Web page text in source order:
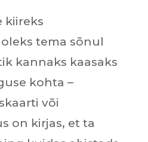
kiireks
tema sõnul
kannaks kaasaks
kohta –
või
on kirjas, et ta